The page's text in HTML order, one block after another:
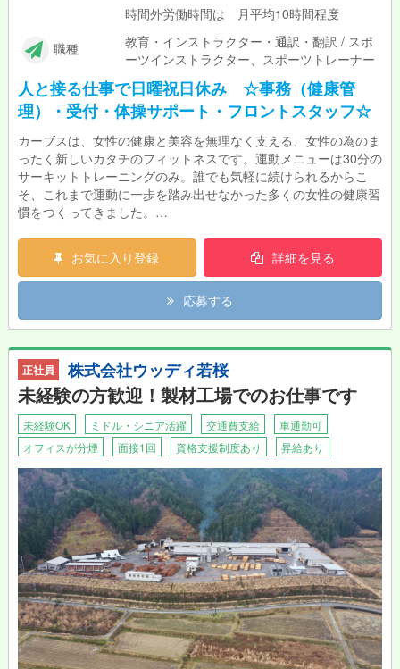
時間外労働時間は 月平均10時間程度
職種
教育・インストラクター・通訳・翻訳 / スポ
ーツインストラクター、スポーツトレーナー
人と接る仕事で日曜祝日休み ☆事務（健康管
理）・受付・体操サポート・フロントスタッフ☆
カーブスは、女性の健康と美容を無理なく支える、女性の為のま
ったく新しいカタチのフィットネスです。運動メニューは30分の
サーキットトレーニングのみ。誰でも気軽に続けられるからこ
そ、これまで運動に一歩を踏み出せなかった多くの女性の健康習
慣をつくってきました。
喜んでいただけるサポートができるフィットネスです。同時に女
性が働きやすい環境づくりにも力を入れている、やりがいと働き
やすさが両立できる職場です。 （※公益財団法人日本生産性本
部サービス産業生産性協議会「2022年度JCSI（日本版顧客満足
度指数調査）フィットネスクラブ部門」）
★カーブスで働く魅力★
\カーブスのおすすめポイント/
やっぱり運動が好き。運動・健康にかかわりたい。 だけどプラ
イベートも大事にしたい。カーブスなら両立できます！
★こんな方にお勧め★
・お話するのが好きな方
・人の役に立てる仕事がしたい方
・体を動かすのが好きな方
★自分で考え、行動する力が身につきます！★
「カーブス鳥取東店」「カーブス鳥取北店」「カーブスイオン鳥
取店」を運営するのは、株式会社マイルド。当社では、日々の業
務や研修会を通じて、全スタッフに自分で考え行動する力をみに
つけ、地域に貢献できる人材を育成したいと考えています。
人々が運動を通して病気へのリスクを減らすことが出来れば、地
域の方々がもっと元気になれる、そんなやりがいたっぷりのお仕
事です。
お気に入り登録 詳細を見る
応募する
正社員 株式会社ウッディ若桜
未経験の方歓迎！製材工場でのお仕事です
未経験OK ミドル・シニア活躍 交通費支給
車通勤可
オフィスが分煙
面接1回 資格支援制度あり 昇給あり